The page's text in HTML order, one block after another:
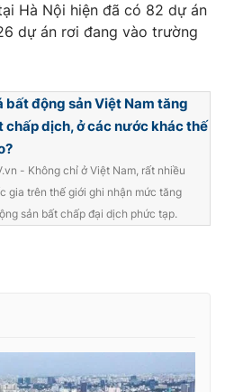
hình Việt Nam
- 024.38 355 932
Hà Nội hiện đã có 82 dự án
dự án rơi đang vào trường
bất động sản Việt Nam tăng
chấp dịch, ở các nước khác thế
- Không chỉ ở Việt Nam, rất nhiều
gia trên thế giới ghi nhận mức tăng
sản bất chấp đại dịch phức tạp.